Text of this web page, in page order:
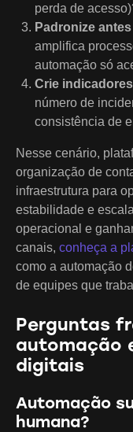
perda de
Padronize
amplifica
automação só
Crie
número de
consistência de
Nesse cenário,
organização de
infraestrutura para
estabilidade e
operacional e
canais, conheça a
como a automação
de equipes que
Perguntas
automação
digitais
Automação
humana?